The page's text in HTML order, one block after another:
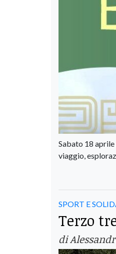
Sabato 18 aprile
viaggio,
SPORT E
Terzo
di